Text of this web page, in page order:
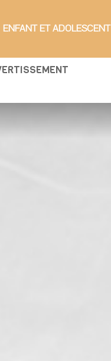
ENFANT ET ADOLESCENT